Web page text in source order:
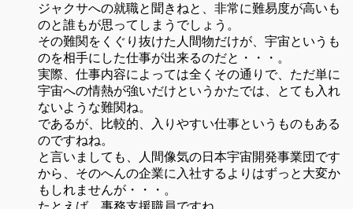
ジャクサへの就職と聞きねと、非常に難易度が高いも
のと誰もが思ってしまうでしょう。
その難関をくぐり抜けた人間物だけが、宇宙というも
のを相手にした仕事が出来るのだと・・・。
実際、仕事内容によっては全くその通りで、ただ単に
宇宙への情熱が強いだけというかたでは、とても入れ
ないような難関ね。
であるが、比較的、入りやすい仕事というものもある
のですねね。
と言いましても、人間像気の日本宇宙開発事業団です
から、そのへんの企業に入社するよりはずっと大変か
もしれませんが・・・。